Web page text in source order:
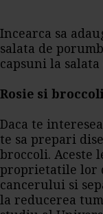
Incearca sa
salata de
capsuni la salata
Rosie si broccoli
Daca te
te sa prepari
broccoli. Aceste
proprietatile lor
cancerului si
la reducerea